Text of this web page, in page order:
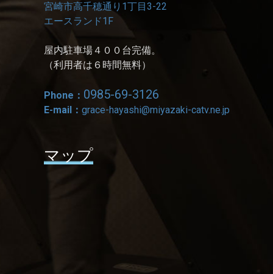
宮崎市高千穂通り1丁目3-22
エースランド1F
屋内駐車場４００台完備。
（利用者は６時間無料）
Phone： 0985-69-3126
E-mail： grace-hayashi@miyazaki-catv.ne.jp
マップ